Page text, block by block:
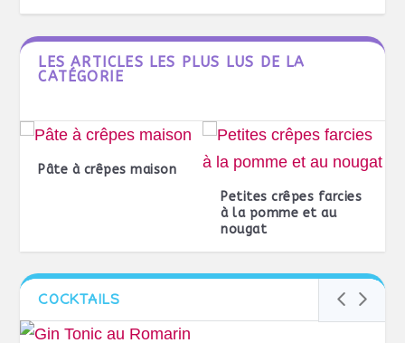
LES ARTICLES LES PLUS LUS DE LA
CATÉGORIE
Pâte à crêpes maison
Petites crêpes farcies
à la pomme et au
nougat
COCKTAILS